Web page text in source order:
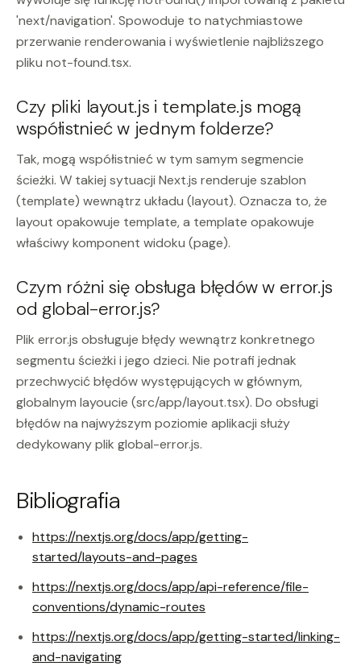
'next/navigation'. Spowoduje to natychmiastowe
przerwanie renderowania i wyświetlenie najbliższego
pliku not-found.tsx.
Czy pliki layout.js i template.js mogą
współistnieć w jednym folderze?
Tak, mogą współistnieć w tym samym segmencie
ścieżki. W takiej sytuacji Next.js renderuje szablon
(template) wewnątrz układu (layout). Oznacza to, że
layout opakowuje template, a template opakowuje
właściwy komponent widoku (page).
Czym różni się obsługa błędów w error.js
od global-error.js?
Plik error.js obsługuje błędy wewnątrz konkretnego
segmentu ścieżki i jego dzieci. Nie potrafi jednak
przechwycić błędów występujących w głównym,
globalnym layoucie (src/app/layout.tsx). Do obsługi
błędów na najwyższym poziomie aplikacji służy
dedykowany plik global-error.js.
Bibliografia
https://nextjs.org/docs/app/getting-
started/layouts-and-pages
https://nextjs.org/docs/app/api-reference/file-
conventions/dynamic-routes
https://nextjs.org/docs/app/getting-started/linking-
and-navigating